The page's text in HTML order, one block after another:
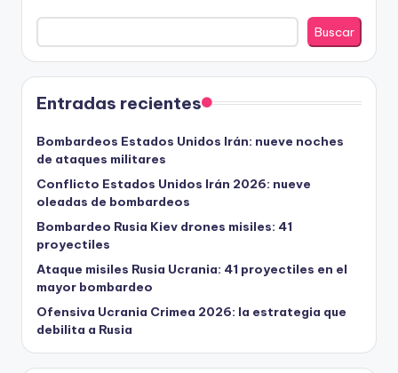
Buscar
Entradas recientes
Bombardeos Estados Unidos Irán: nueve noches
de ataques militares
Conflicto Estados Unidos Irán 2026: nueve
oleadas de bombardeos
Bombardeo Rusia Kiev drones misiles: 41
proyectiles
Ataque misiles Rusia Ucrania: 41 proyectiles en el
mayor bombardeo
Ofensiva Ucrania Crimea 2026: la estrategia que
debilita a Rusia